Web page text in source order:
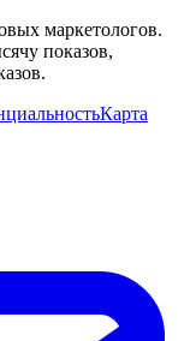
маркетологов.
показов,
Карта